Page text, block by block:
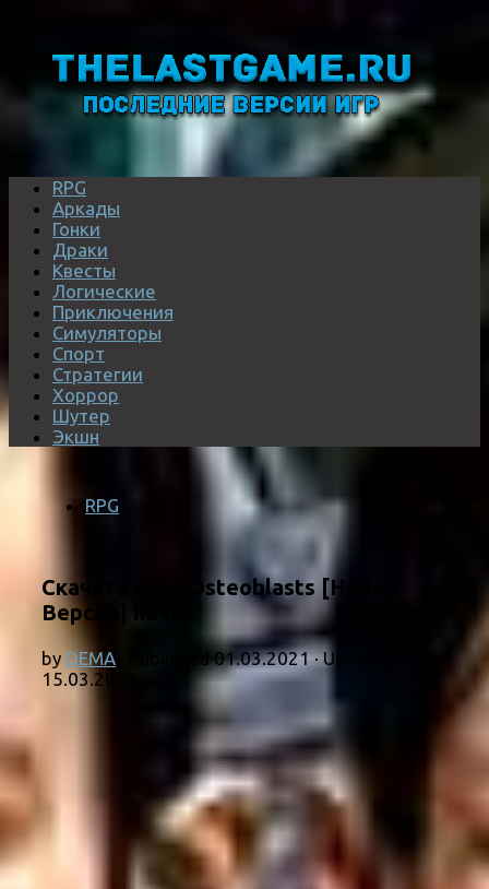
RPG
Аркады
Гонки
Драки
Квесты
Логические
Приключения
Симуляторы
Спорт
Стратегии
Хоррор
Шутер
Экшн
RPG
Скачать игру Osteoblasts [Новая
Версия] на ПК
by DEMA · Published01.03.2021· Updated
15.03.2021